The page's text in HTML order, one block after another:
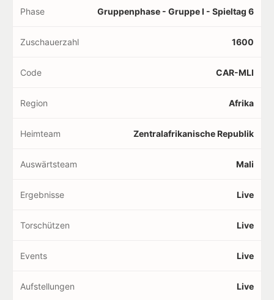
Phase Gruppenphase - Gruppe I - Spieltag 6
Zuschauerzahl 1600
Code CAR-MLI
Region Afrika
Heimteam Zentralafrikanische Republik
Auswärtsteam Mali
Ergebnisse Live
Torschützen Live
Events Live
Aufstellungen Live